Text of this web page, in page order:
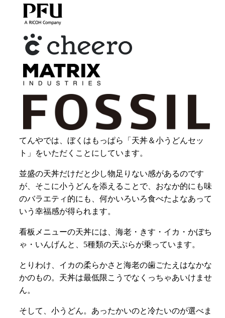
てんやでは、ぼくはもっぱら「天丼＆小うどんセッ
ト」をいただくことにしています。
並盛の天丼だけだと少し物足りない感があるのです
が、そこに小うどんを添えることで、おなか的にも味
のバラエティ的にも、何かいろいろ食べたよなあって
いう幸福感が得られます。
看板メニューの天丼には、海老・きす・イカ・かぼち
ゃ・いんげんと、5種類の天ぷらが乗っています。
とりわけ、イカの柔らかさと海老の歯ごたえはなかな
かのもの。天丼は最低限こうでなくっちゃあいけませ
ん。
そして、小うどん。あったかいのと冷たいのが選べま